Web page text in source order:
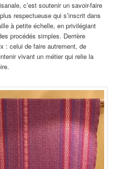
c’est soutenir un savoir-faire
respectueuse qui s’inscrit dans
à petite échelle, en privilégiant
procédés simples. Derrière
: celui de faire autrement, de
vivant un métier qui relie la